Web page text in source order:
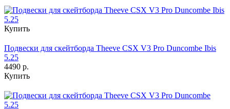
Купить
Подвески для скейтборда Theeve CSX V3 Pro Duncombe Ibis
5.25
4490 р.
Купить